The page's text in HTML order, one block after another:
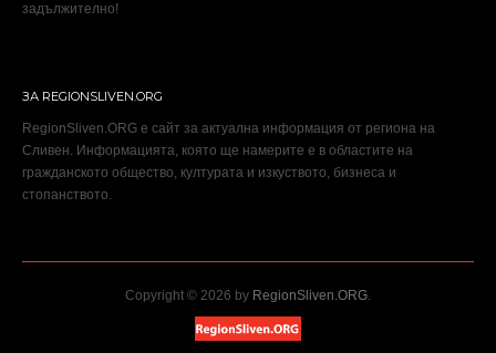
задължително!
ЗА REGIONSLIVEN.ORG
RegionSliven.ORG е сайт за актуална информация от региона на
Сливен. Информацията, която ще намерите е в областите на
гражданското общество, културата и изкуството, бизнеса и
стопанството.
Copyright © 2026 by RegionSliven.ORG.